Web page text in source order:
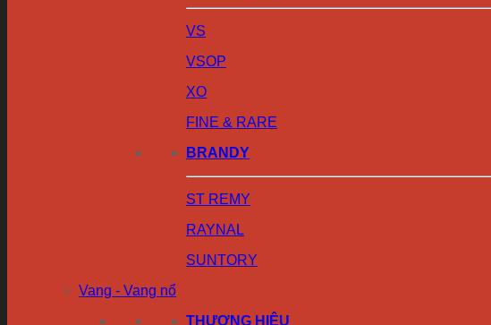
VS
VSOP
XO
FINE & RARE
BRANDY
ST REMY
RAYNAL
SUNTORY
Vang - Vang nổ
THƯƠNG HIỆU